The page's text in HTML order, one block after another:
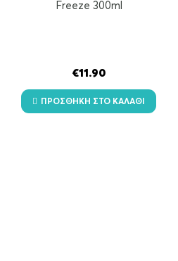
Freeze 300ml
€11.90
ΠΡΟΣΘΉΚΗ ΣΤΟ ΚΑΛΆΘΙ